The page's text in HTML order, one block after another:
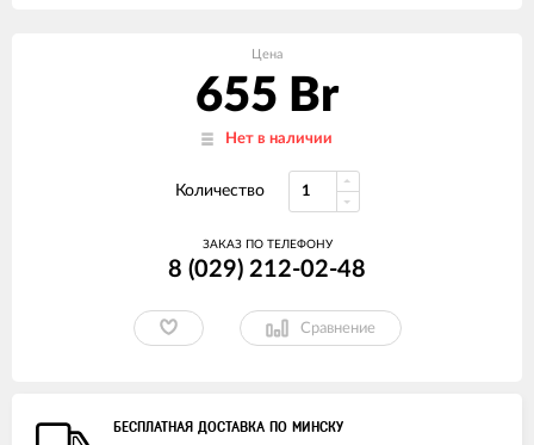
Цена
655 Br
Нет в наличии
Количество
ЗАКАЗ ПО ТЕЛЕФОНУ
8 (029) 212-02-48
Сравнение
БЕСПЛАТНАЯ ДОСТАВКА ПО МИНСКУ